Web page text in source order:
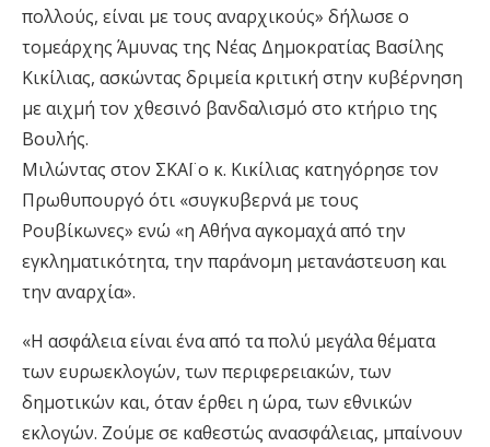
πολλούς, είναι με τους αναρχικούς» δήλωσε ο
τομεάρχης Άμυνας της Νέας Δημοκρατίας Βασίλης
Κικίλιας, ασκώντας δριμεία κριτική στην κυβέρνηση
με αιχμή τον χθεσινό βανδαλισμό στο κτήριο της
Βουλής.
Μιλώντας στον ΣΚΑΪ ο κ. Κικίλιας κατηγόρησε τον
Πρωθυπουργό ότι «συγκυβερνά με τους
Ρουβίκωνες» ενώ «η Αθήνα αγκομαχά από την
εγκληματικότητα, την παράνομη μετανάστευση και
την αναρχία».
«Η ασφάλεια είναι ένα από τα πολύ μεγάλα θέματα
των ευρωεκλογών, των περιφερειακών, των
δημοτικών και, όταν έρθει η ώρα, των εθνικών
εκλογών. Ζούμε σε καθεστώς ανασφάλειας, μπαίνουν